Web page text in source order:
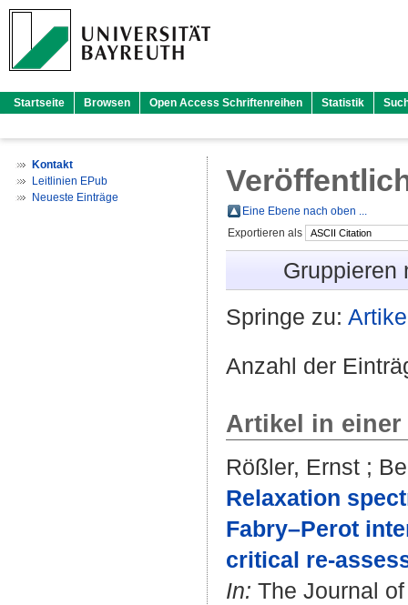
Startseite Browsen Open Access Schriftenreihen Statistik
Kontakt
Leitlinien EPub
Neueste Einträge
Eine Ebene nach oben ...
Exportieren als
Gruppieren
Springe zu:
Anzahl der
Artikel in
Rößler, Ernst ;
Relaxation
Fabry–Perot
critical re-
In: The Journal